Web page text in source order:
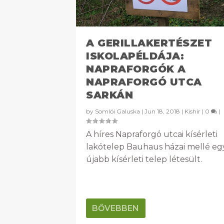
A GERILLAKERTÉSZET
ISKOLAPÉLDÁJA:
NAPRAFORGÓK A
NAPRAFORGÓ UTCA
SARKÁN
by Somlói Galuska | Jun 18, 2018 | Kishír | 0 |
A híres Napraforgó utcai kísérleti
lakótelep Bauhaus házai mellé
újabb kísérleti telep létesült.
BŐVEBBEN